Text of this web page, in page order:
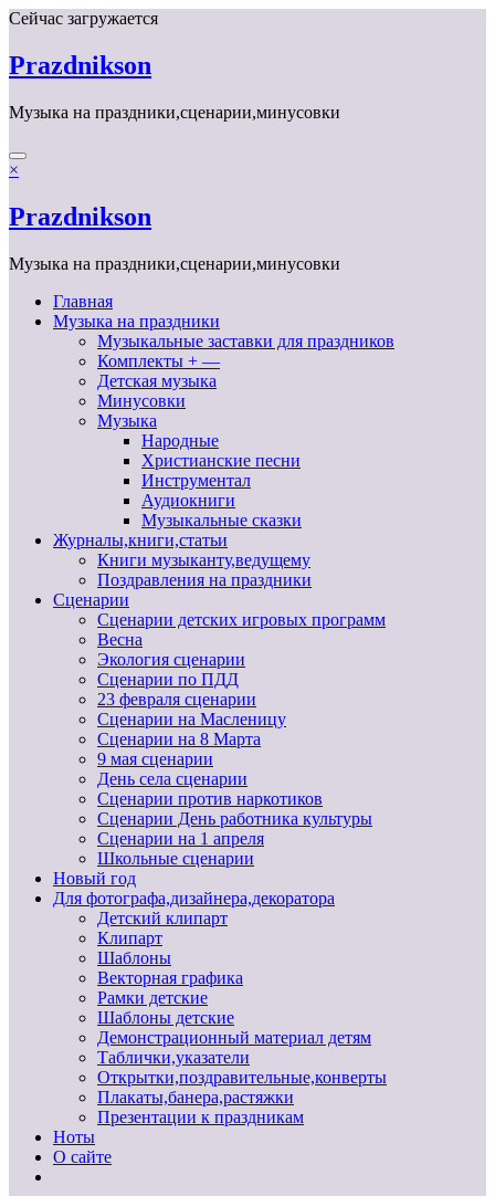
Перейти
содержимому
Сейчас загружается
Prazdnikson
Музыка на праздники,сценарии,минусовки
×
Prazdnikson
Музыка на праздники,сценарии,минусовки
Главная
Музыка на праздники
Музыкальные заставки для праздников
Комплекты + —
Детская музыка
Минусовки
Музыка
Народные
Христианские песни
Инструментал
Аудиокниги
Музыкальные сказки
Журналы,книги,статьи
Книги музыканту,ведущему
Поздравления на праздники
Сценарии
Сценарии детских игровых программ
Весна
Экология сценарии
Сценарии по ПДД
23 февраля сценарии
Сценарии на Масленицу
Сценарии на 8 Марта
9 мая сценарии
День села сценарии
Сценарии против наркотиков
Сценарии День работника культуры
Сценарии на 1 апреля
Школьные сценарии
Новый год
Для фотографа,дизайнера,декоратора
Детский клипарт
Клипарт
Шаблоны
Векторная графика
Рамки детские
Шаблоны детские
Демонстрационный материал детям
Таблички,указатели
Открытки,поздравительные,конверты
Плакаты,банера,растяжки
Презентации к праздникам
Ноты
О сайте